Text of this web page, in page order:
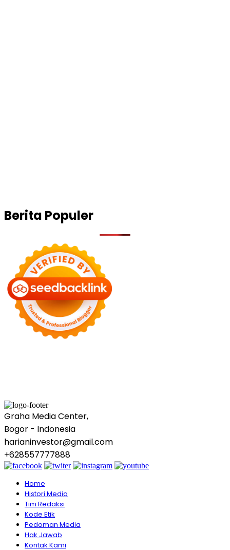
Berita Populer
Graha Media Center,
Bogor - Indonesia
harianinvestor@gmail.com
+628557777888
Home
Histori Media
Tim Redaksi
Kode Etik
Pedoman Media
Hak Jawab
Kontak Kami